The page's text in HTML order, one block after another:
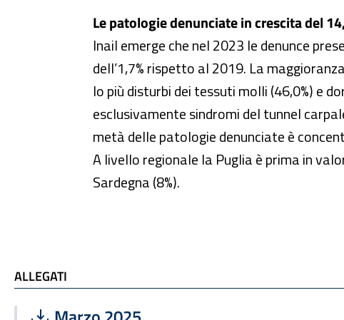
Le patologie denunciate in crescita del
Inail emerge che nel 2023 le denunce
dell’1,7% rispetto al 2019. La
lo più disturbi dei tessuti molli (46,0%) e
esclusivamente sindromi del tunnel
metà delle patologie denunciate è
A livello regionale la Puglia è prima in
Sardegna (8%).
ALLEGATI e TI POTREBBE INTERESSARE
ALLEGATI